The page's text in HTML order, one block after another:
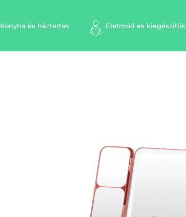
Konyha és háztartás Életmód és kiegészítők